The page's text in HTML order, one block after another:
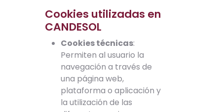
Cookies utilizadas en
CANDESOL
Cookies técnicas:
Permiten al usuario la
navegación a través de
una página web,
plataforma o aplicación y
la utilización de las